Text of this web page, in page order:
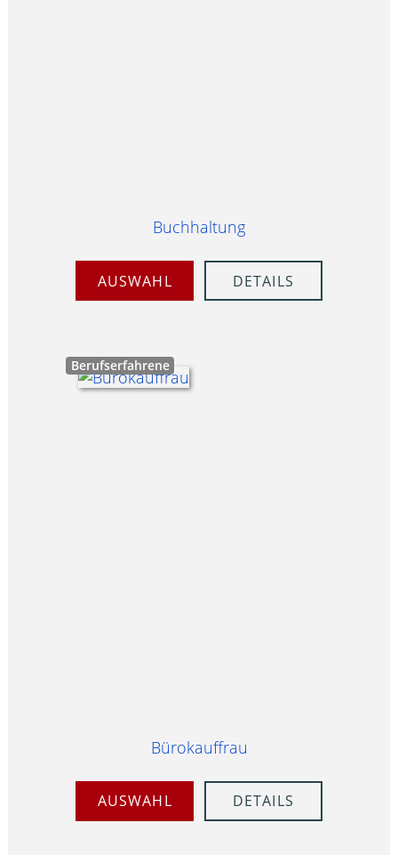
Buchhaltung
AUSWAHL DETAILS
Berufserfahrene
Bürokauffrau
AUSWAHL DETAILS